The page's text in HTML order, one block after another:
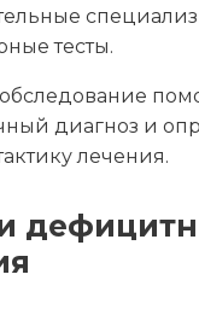
тесты.
диагноз и
лечения.